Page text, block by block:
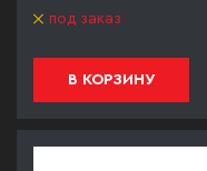
под заказ
В КОРЗИНУ